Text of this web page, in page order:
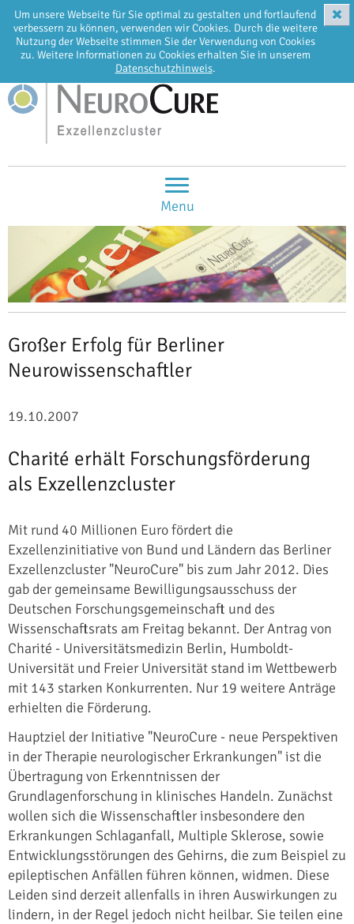
Um unsere Webseite für Sie optimal zu gestalten und fortlaufend
verbessern zu können, verwenden wir Cookies. Durch die weitere
Nutzung der Webseite stimmen Sie der Verwendung von Cookies
zu. Weitere Informationen zu Cookies erhalten Sie in unserem
Datenschutzhinweis.
✖
EN DE
Menu
Großer Erfolg für Berliner
Neurowissenschaftler
19.10.2007
Charité erhält Forschungsförderung
als Exzellenzcluster
Mit rund 40 Millionen Euro fördert die
Exzellenzinitiative von Bund und Ländern das Berliner
Exzellenzcluster "NeuroCure" bis zum Jahr 2012. Dies
gab der gemeinsame Bewilligungsausschuss der
Deutschen Forschungsgemeinschaft und des
Wissenschaftsrats am Freitag bekannt. Der Antrag von
Charité - Universitätsmedizin Berlin, Humboldt-
Universität und Freier Universität stand im Wettbewerb
mit 143 starken Konkurrenten. Nur 19 weitere Anträge
erhielten die Förderung.
Hauptziel der Initiative "NeuroCure - neue Perspektiven
in der Therapie neurologischer Erkrankungen" ist die
Übertragung von Erkenntnissen der
Grundlagenforschung in klinisches Handeln. Zunächst
wollen sich die Wissenschaftler insbesondere den
Erkrankungen Schlaganfall, Multiple Sklerose, sowie
Entwicklungsstörungen des Gehirns, die zum Beispiel zu
epileptischen Anfällen führen können, widmen. Diese
Leiden sind derzeit allenfalls in ihren Auswirkungen zu
lindern, in der Regel jedoch nicht heilbar. Sie teilen eine